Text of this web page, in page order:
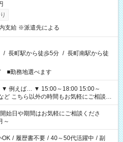
支給 ※派遣先による
/ 長町駅から徒歩5分 / 長町南駅から徒
■勤務地選べます
相談く
日や期間はお気軽にご相談くださ
～
OK / 履歴書不要 / 40～50代活躍中 / 副